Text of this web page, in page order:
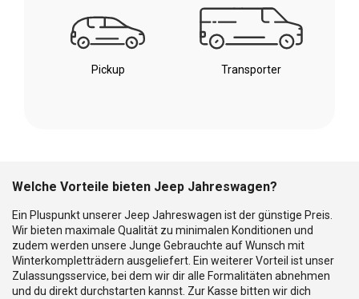
Pickup Transporter
Welche Vorteile bieten Jeep Jahreswagen?
Ein Pluspunkt unserer Jeep Jahreswagen ist der günstige Preis.
Wir bieten maximale Qualität zu minimalen Konditionen und
zudem werden unsere Junge Gebrauchte auf Wunsch mit
Winterkompletträdern ausgeliefert. Ein weiterer Vorteil ist unser
Zulassungsservice, bei dem wir dir alle Formalitäten abnehmen
und du direkt durchstarten kannst. Zur Kasse bitten wir dich